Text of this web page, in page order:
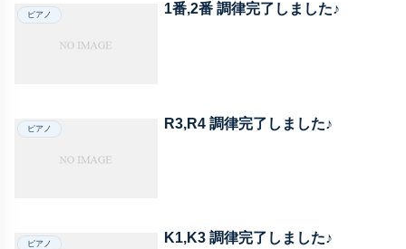
ピアノ 1番,2番 調律完了しました♪
ピアノ R3,R4 調律完了しました♪
ピアノ K1,K3 調律完了しました♪